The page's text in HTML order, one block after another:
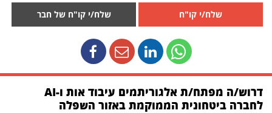
שלח/י קו"ח שלח/י קו"ח של חבר
דרוש/ה מפתח/ת אלגוריתמים עיבוד אות ו-AI
לחברה ביטחונית הממוקמת באזור השפלה